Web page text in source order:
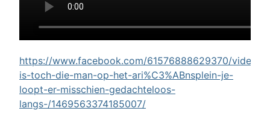
https://www.facebook.com/61576888629370/videos/
is-toch-die-man-op-het-ari%C3%ABnsplein-je-
loopt-er-misschien-gedachteloos-
langs-/1469563374185007/